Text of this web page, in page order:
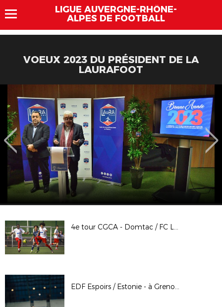
LIGUE AUVERGNE-RHÔNE-
ALPES DE FOOTBALL
VOEUX 2023 DU PRÉSIDENT DE LA
LAURAFOOT
4e tour CGCA - Domtac / FC Lyon - Alain Chenevière
EDF Espoirs / Estonie - à Grenoble - Oct. 2025